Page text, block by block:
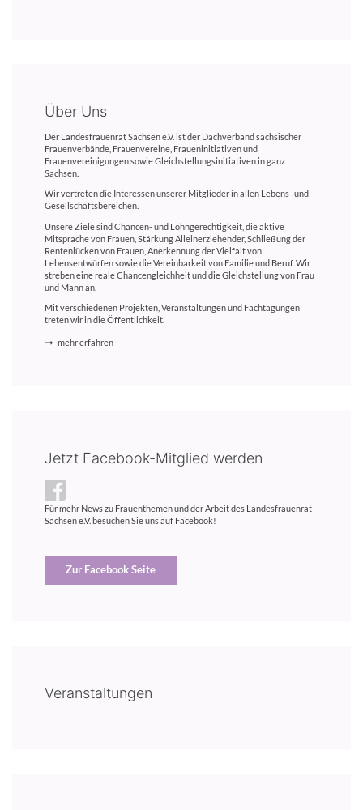
Über Uns
Der Landesfrauenrat Sachsen e.V. ist der Dachverband sächsischer
Frauenverbände, Frauenvereine, Fraueninitiativen und
Frauenvereinigungen sowie Gleichstellungsinitiativen in ganz
Sachsen.
Wir vertreten die Interessen unserer Mitglieder in allen Lebens- und
Gesellschaftsbereichen.
Unsere Ziele sind Chancen- und Lohngerechtigkeit, die aktive
Mitsprache von Frauen, Stärkung Alleinerziehender, Schließung der
Rentenlücken von Frauen, Anerkennung der Vielfalt von
Lebensentwürfen sowie die Vereinbarkeit von Familie und Beruf. Wir
streben eine reale Chancengleichheit und die Gleichstellung von Frau
und Mann an.
Mit verschiedenen Projekten, Veranstaltungen und Fachtagungen
treten wir in die Öffentlichkeit.
mehr erfahren
Jetzt Facebook-Mitglied werden
Für mehr News zu Frauenthemen und der Arbeit des Landesfrauenrat
Sachsen e.V. besuchen Sie uns auf Facebook!
Zur Facebook Seite
Veranstaltungen